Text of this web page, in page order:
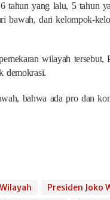
tahun yang lalu, 5 tahun
bawah, dari kelompok-
wilayah tersebut,
demokrasi.
bahwa ada pro dan
Presiden Joko